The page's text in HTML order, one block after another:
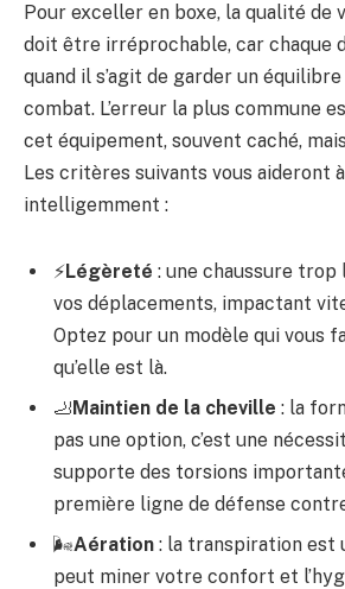
Pour exceller en boxe, la qualité de
doit être irréprochable, car chaque
quand il s’agit de garder un
combat. L’erreur la plus commune
cet équipement, souvent caché,
Les critères suivants vous aideront
intelligemment :
⚡Légèreté : une chaussure
vos déplacements, impactant
Optez pour un modèle qui vous
qu’elle est là.
🦶Maintien de la cheville : la
pas une option, c’est une
supporte des torsions
première ligne de défense
🌬️Aération : la transpiration est
peut miner votre confort et